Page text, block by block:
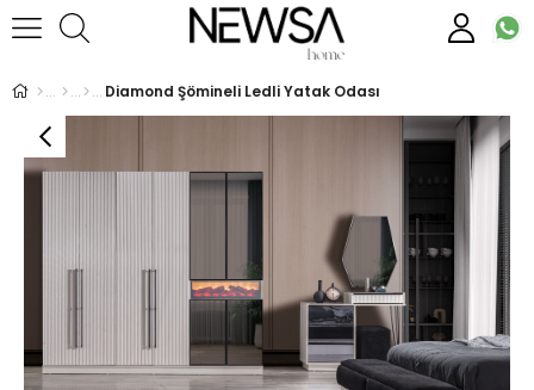
Diamond Şömineli Ledli Yatak Odası